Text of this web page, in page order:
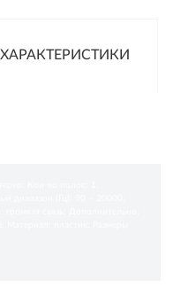
ХАРАКТЕРИСТИКИ